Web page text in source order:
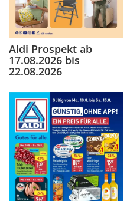
Aldi Prospekt ab
17.08.2026 bis
22.08.2026